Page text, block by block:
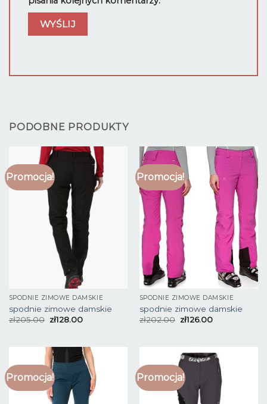
PODOBNE PRODUKTY
Promocja!
SPODNIE ZIMOWE DAMSKIE
spodnie zimowe damskie
zł205.00 zł128.00
Promocja!
SPODNIE ZIMOWE DAMSKIE
spodnie zimowe damskie
zł202.00 zł126.00
Promocja! Promocja!